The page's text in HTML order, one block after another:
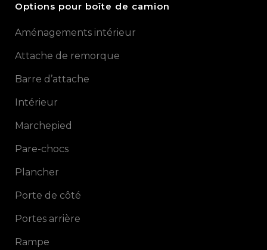
Options pour boîte de camion
Aménagements intérieur
Attache de remorque
Barre d’attache
Intérieur
Marchepied
Pare-chocs
Plancher
Porte de côté
Portes arrière
Rampe